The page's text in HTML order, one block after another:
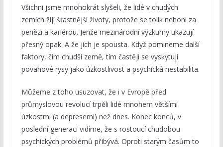
Všichni jsme mnohokrát slyšeli, že lidé v chudých
zemích žijí šťastnější životy, protože se tolik nehoní za
penězi a kariérou. Jenže mezinárodní výzkumy ukazují
přesný opak. A že jich je spousta. Když pomineme další
faktory, čím chudší země, tím častěji se vyskytují
povahové rysy jako úzkostlivost a psychická nestabilita.
Můžeme z toho usuzovat, že i v Evropě před
průmyslovou revolucí trpěli lidé mnohem většími
úzkostmi (a depresemi) než dnes. Konec konců, v
poslední generaci vidíme, že s rostoucí chudobou
psychických problémů přibývá. Oproti starým časům to